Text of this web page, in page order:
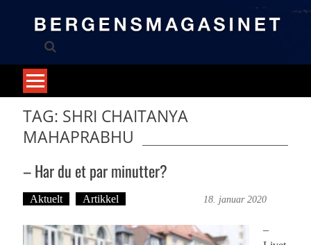
TAG: SHRI CHAITANYA
MAHAPRABHU
– Har du et par minutter?
Aktuelt Artikkel 18. januar 2020
–